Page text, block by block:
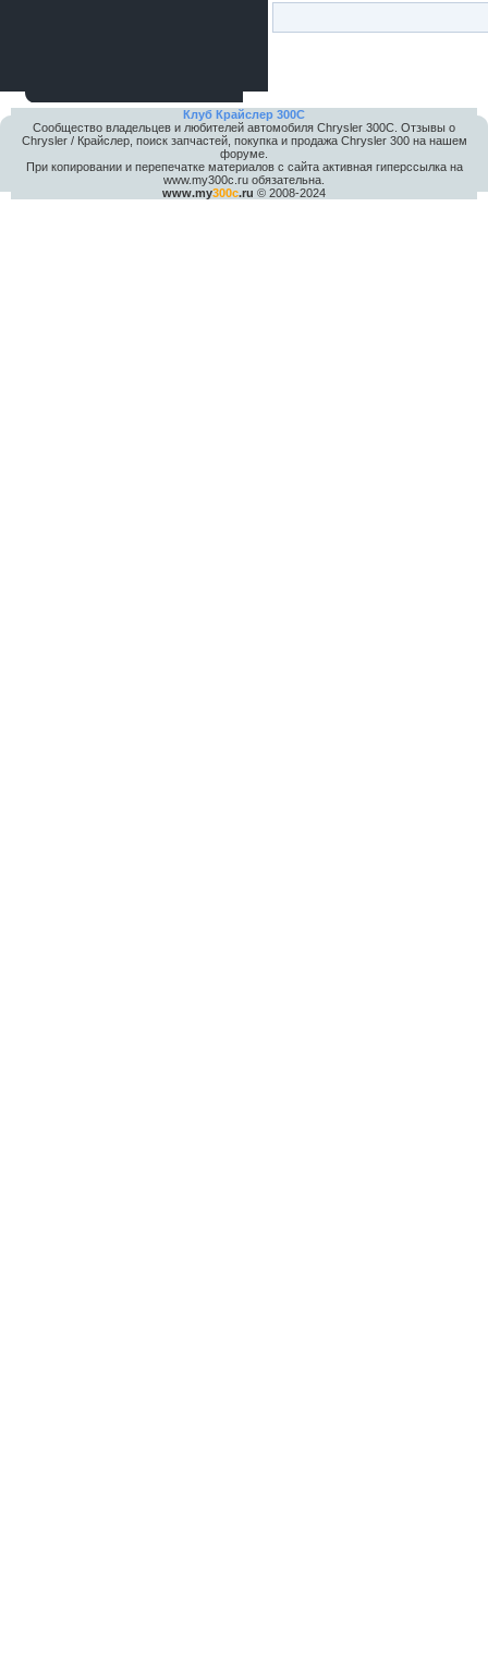
Клуб Крайслер 300C
Сообщество владельцев и любителей автомобиля Chrysler 300С. Отзывы о
Chrysler / Крайслер, поиск запчастей, покупка и продажа Chrysler 300 на нашем
форуме.
При копировании и перепечатке материалов с сайта активная гиперссылка на
www.my300c.ru обязательна.
www.my300c.ru © 2008-2024